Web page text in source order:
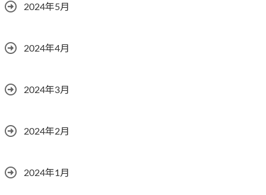
2024年5月
2024年4月
2024年3月
2024年2月
2024年1月